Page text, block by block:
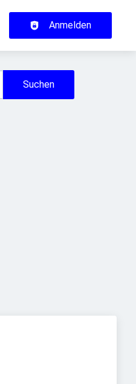
Anmelden
Suchen